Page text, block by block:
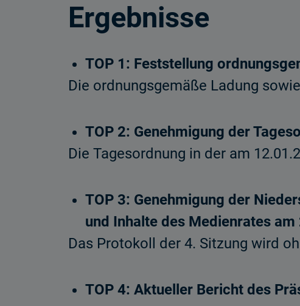
Ergebnisse
TOP 1: Feststellung
Die ordnungsgemäße Ladung
TOP 2: Genehmigung der
Die Tagesordnung in der am
TOP 3: Genehmigung der
und Inhalte des Medienrates
Das Protokoll der 4. Sitzung wird
TOP 4: Aktueller Bericht des